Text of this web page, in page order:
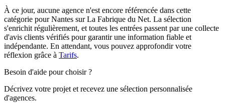
À ce jour, aucune agence n'est encore référencée dans cette
catégorie pour Nantes sur La Fabrique du Net. La sélection
s'enrichit régulièrement, et toutes les entrées passent par une collecte
d'avis clients vérifiés pour garantir une information fiable et
indépendante. En attendant, vous pouvez approfondir votre
réflexion grâce à Tarifs.
Besoin d'aide pour choisir ?
Décrivez votre projet et recevez une sélection personnalisée
d'agences.